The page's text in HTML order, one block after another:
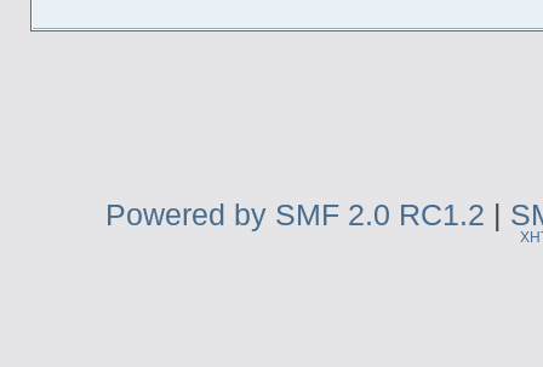
Powered by SMF 2.0 RC1.2 |